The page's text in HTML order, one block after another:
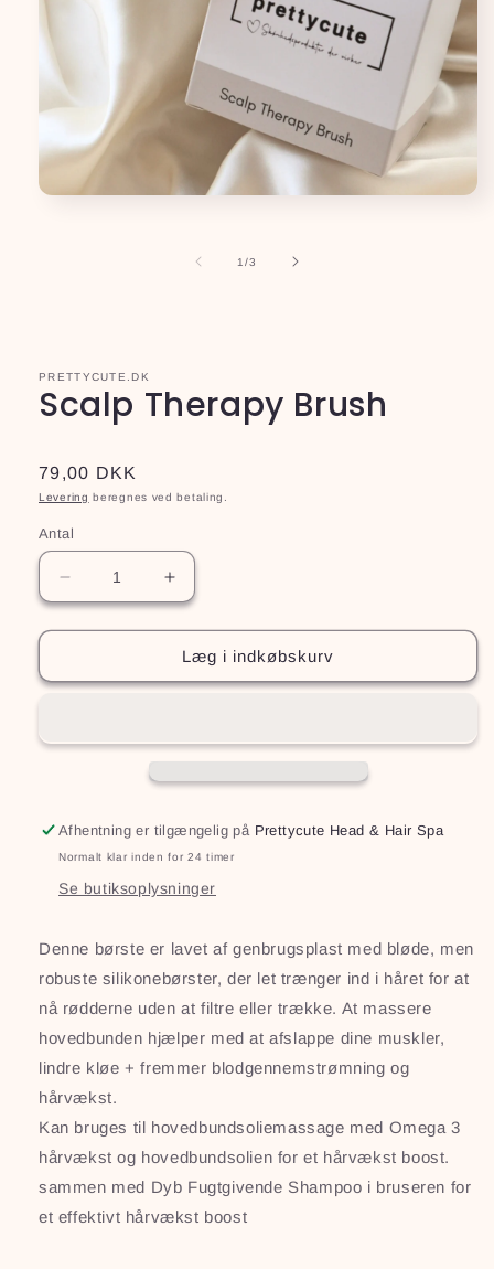
1/af
3
PRETTYCUTE.DK
Scalp Therapy Brush
Normalpris
79,00 DKK
Levering beregnes ved betaling.
Antal
Reducer
antallet
for
Therapy
Øg
antallet
for
Scalp
Therapy
Læg i indkøbskurv
Afhentning er tilgængelig på Prettycute Head & Hair Spa
Normalt klar inden for 24 timer
Se butiksoplysninger
Denne børste er lavet af genbrugsplast med bløde, men
robuste silikonebørster, der let trænger ind i håret for at
nå rødderne uden at filtre eller trække. At massere
hovedbunden hjælper med at afslappe dine muskler,
lindre kløe + fremmer blodgennemstrømning og
hårvækst.
Kan bruges til hovedbundsoliemassage med Omega 3
hårvækst og hovedbundsolien for et hårvækst boost.
sammen med Dyb Fugtgivende Shampoo i bruseren for
et effektivt hårvækst boost